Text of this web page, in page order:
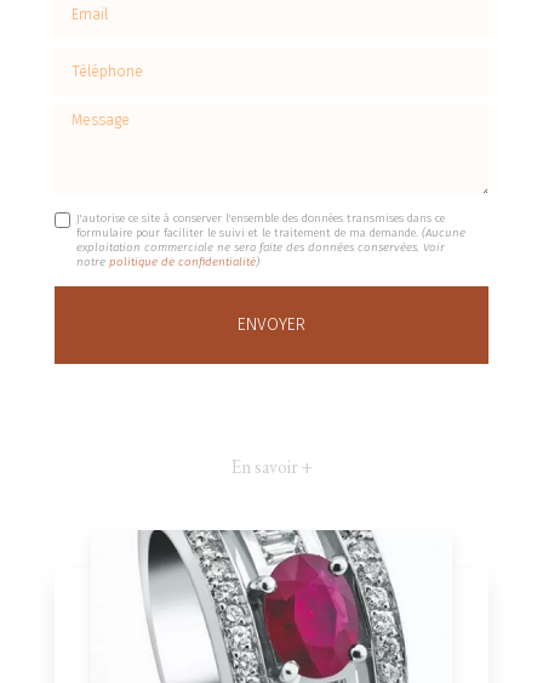
Message
J'autorise ce site à conserver l'ensemble des données transmises dans ce
formulaire pour faciliter le suivi et le traitement de ma demande.(Aucune
exploitation commerciale ne sera faite des données conservées. Voir
notrepolitique de confidentialité)
En savoir +